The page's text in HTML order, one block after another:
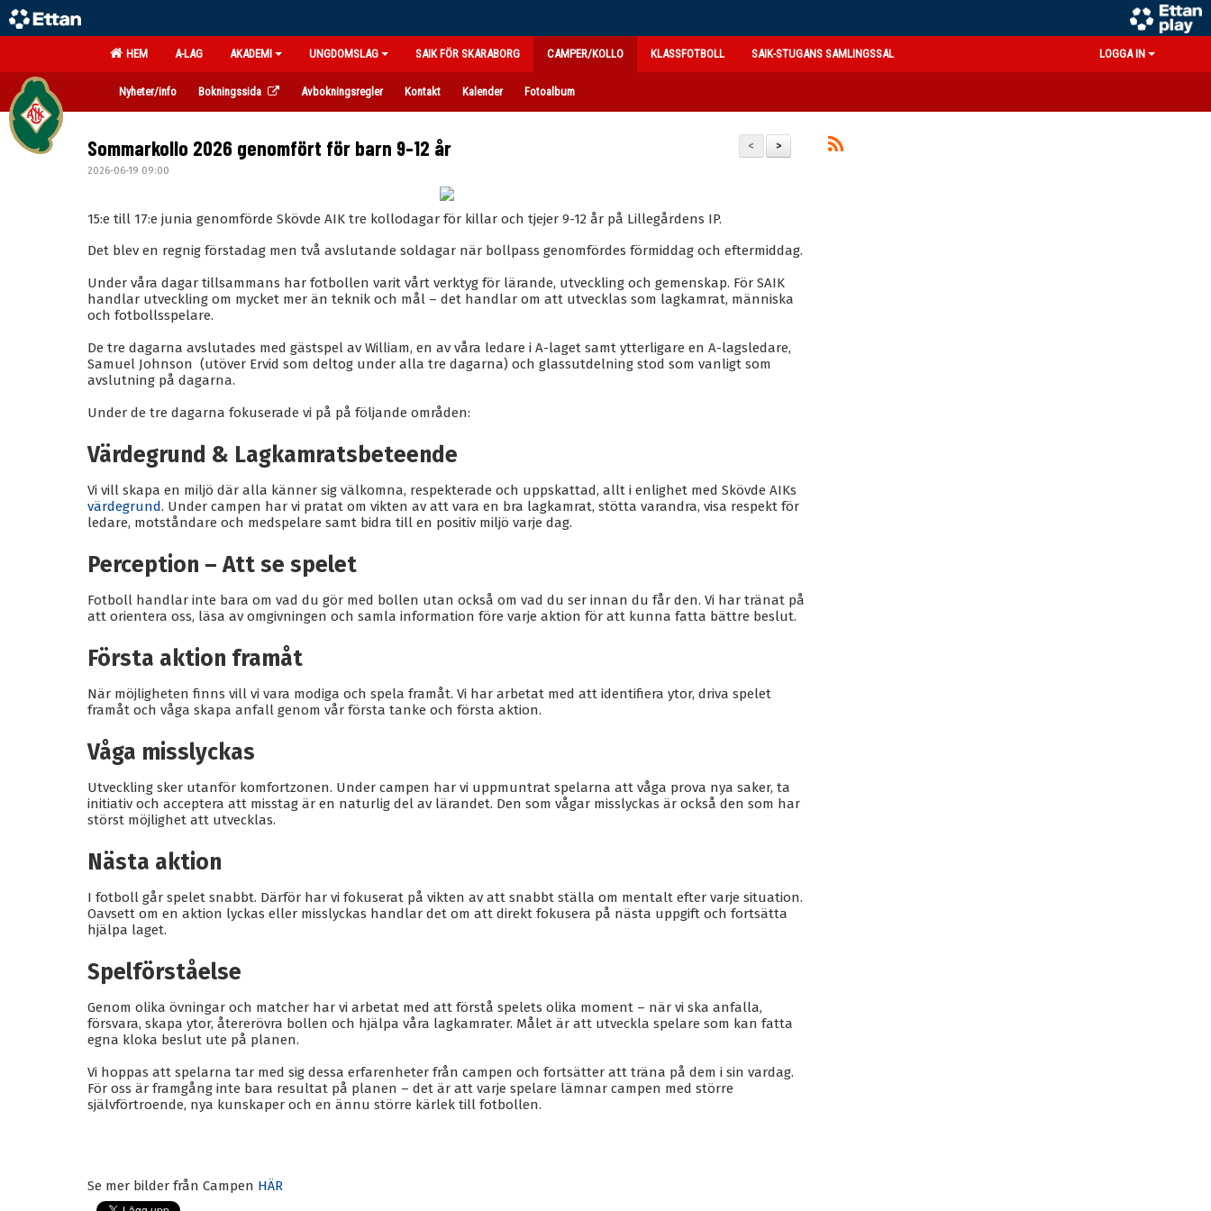
HEM A-LAG AKADEMI UNGDOMSLAG SAIK FÖR SKARABORG CAMPER/KOLLO KLASSFOTBOLL SAIK-STUGANS SAMLINGSSAL LOGGA IN
Nyheter/info Bokningssida Avbokningsregler Kontakt Kalender Fotoalbum
>
<
Sommarkollo 2026 genomfört för barn 9-12 år
2026-06-19 09:00
15:e till 17:e junia genomförde Skövde AIK tre kollodagar för killar och tjejer 9-12 år på Lillegårdens IP.
Det blev en regnig förstadag men två avslutande soldagar när bollpass genomfördes förmiddag och eftermiddag.
Under våra dagar tillsammans har fotbollen varit vårt verktyg för lärande, utveckling och gemenskap. För SAIK
handlar utveckling om mycket mer än teknik och mål – det handlar om att utvecklas som lagkamrat, människa
och fotbollsspelare.
De tre dagarna avslutades med gästspel av William, en av våra ledare i A-laget samt ytterligare en A-lagsledare,
Samuel Johnson (utöver Ervid som deltog under alla tre dagarna) och glassutdelning stod som vanligt som
avslutning på dagarna.
Under de tre dagarna fokuserade vi på på följande områden:
Värdegrund & Lagkamratsbeteende
Vi vill skapa en miljö där alla känner sig välkomna, respekterade och uppskattad, allt i enlighet med Skövde AIKs
värdegrund. Under campen har vi pratat om vikten av att vara en bra lagkamrat, stötta varandra, visa respekt för
ledare, motståndare och medspelare samt bidra till en positiv miljö varje dag.
Perception – Att se spelet
Fotboll handlar inte bara om vad du gör med bollen utan också om vad du ser innan du får den. Vi har tränat på
att orientera oss, läsa av omgivningen och samla information före varje aktion för att kunna fatta bättre beslut.
Första aktion framåt
När möjligheten finns vill vi vara modiga och spela framåt. Vi har arbetat med att identifiera ytor, driva spelet
framåt och våga skapa anfall genom vår första tanke och första aktion.
Våga misslyckas
Utveckling sker utanför komfortzonen. Under campen har vi uppmuntrat spelarna att våga prova nya saker, ta
initiativ och acceptera att misstag är en naturlig del av lärandet. Den som vågar misslyckas är också den som har
störst möjlighet att utvecklas.
Nästa aktion
I fotboll går spelet snabbt. Därför har vi fokuserat på vikten av att snabbt ställa om mentalt efter varje situation.
Oavsett om en aktion lyckas eller misslyckas handlar det om att direkt fokusera på nästa uppgift och fortsätta
hjälpa laget.
Spelförståelse
Genom olika övningar och matcher har vi arbetat med att förstå spelets olika moment – när vi ska anfalla,
försvara, skapa ytor, återerövra bollen och hjälpa våra lagkamrater. Målet är att utveckla spelare som kan fatta
egna kloka beslut ute på planen.
Vi hoppas att spelarna tar med sig dessa erfarenheter från campen och fortsätter att träna på dem i sin vardag.
För oss är framgång inte bara resultat på planen – det är att varje spelare lämnar campen med större
självförtroende, nya kunskaper och en ännu större kärlek till fotbollen.
Se mer bilder från Campen HÄR